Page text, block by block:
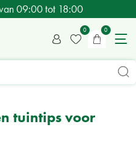
09:00tot 18:00
tuintips voor